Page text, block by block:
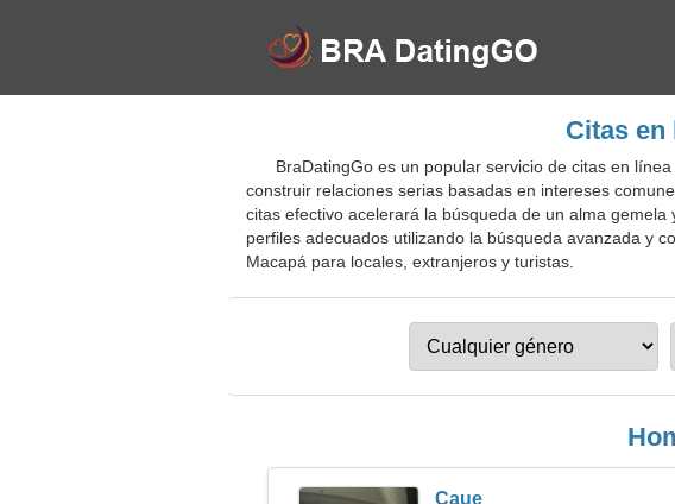
Citas en
BraDatingGo es un popular servicio de citas en
construir relaciones serias basadas en intereses
citas efectivo acelerará la búsqueda de un alma
perfiles adecuados utilizando la búsqueda avanzada y
Macapá para locales, extranjeros y turistas.
Caue